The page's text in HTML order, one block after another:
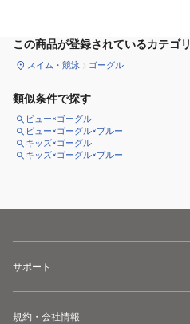
この商品が登録されているカテゴリ
スイム・競泳 ゴーグル
類似条件で探す
ビュー×ゴーグル
ビュー×ゴーグル×ブルー
キッズ×ゴーグル
キッズ×ゴーグル×ブルー
サポート
規約・会社情報